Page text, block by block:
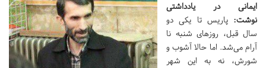
ایمانی در یادداشتی
نوشت:پاریس تا یکی دو
سال قبل، روزهای شنبه نا
آرام می‌شد. اما حالا آشوب و
شورش، نه به این شهر